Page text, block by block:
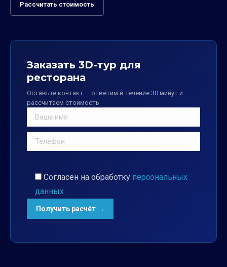
Рассчитать стоимость
Заказать 3D-тур для
ресторана
Оставьте контакт — ответим в течение 30 минут и
рассчитаем стоимость
Согласен на обработку персональных
данных